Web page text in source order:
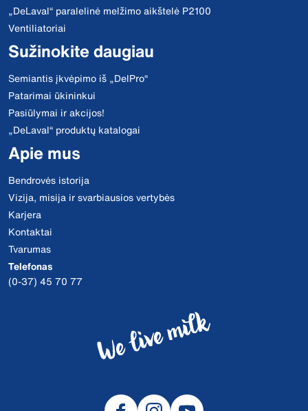
„DeLaval“ paralelinė melžimo aikštelė P2100
Ventiliatoriai
Sužinokite daugiau
Semiantis įkvėpimo iš „DelPro“
Patarimai ūkininkui
Pasiūlymai ir akcijos!
„DeLaval“ produktų katalogai
Apie mus
Bendrovės istorija
Vizija, misija ir svarbiausios vertybės
Karjera
Kontaktai
Tvarumas
Telefonas
(0-37) 45 70 77